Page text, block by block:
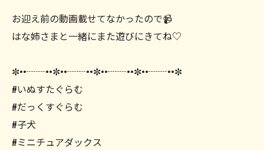
お迎え前の動画載せてなかったので📹
はな姉さまと一緒にまた遊びにきてね♡
✼••┈┈••✼••┈┈••✼••┈┈••✼••┈┈••✼
#いぬすたぐらむ
#だっくすぐらむ
#子犬
#ミニチュアダックス